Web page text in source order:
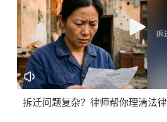
拆迁问题复杂？律师帮你理清法